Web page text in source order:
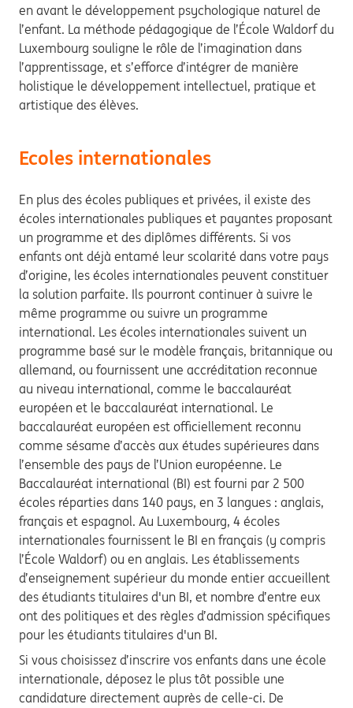
en avant le développement psychologique naturel de
l’enfant. La méthode pédagogique de l’École Waldorf du
Luxembourg souligne le rôle de l’imagination dans
l’apprentissage, et s’efforce d’intégrer de manière
holistique le développement intellectuel, pratique et
artistique des élèves.
Ecoles internationales
En plus des écoles publiques et privées, il existe des
écoles internationales publiques et payantes proposant
un programme et des diplômes différents. Si vos
enfants ont déjà entamé leur scolarité dans votre pays
d’origine, les écoles internationales peuvent constituer
la solution parfaite. Ils pourront continuer à suivre le
même programme ou suivre un programme
international. Les écoles internationales suivent un
programme basé sur le modèle français, britannique ou
allemand, ou fournissent une accréditation reconnue
au niveau international, comme le baccalauréat
européen et le baccalauréat international. Le
baccalauréat européen est officiellement reconnu
comme sésame d’accès aux études supérieures dans
l’ensemble des pays de l’Union européenne. Le
Baccalauréat international (BI) est fourni par 2 500
écoles réparties dans 140 pays, en 3 langues : anglais,
français et espagnol. Au Luxembourg, 4 écoles
internationales fournissent le BI en français (y compris
l’École Waldorf) ou en anglais. Les établissements
d’enseignement supérieur du monde entier accueillent
des étudiants titulaires d'un BI, et nombre d’entre eux
ont des politiques et des règles d’admission spécifiques
pour les étudiants titulaires d'un BI.
Si vous choisissez d’inscrire vos enfants dans une école
internationale, déposez le plus tôt possible une
candidature directement auprès de celle-ci. De